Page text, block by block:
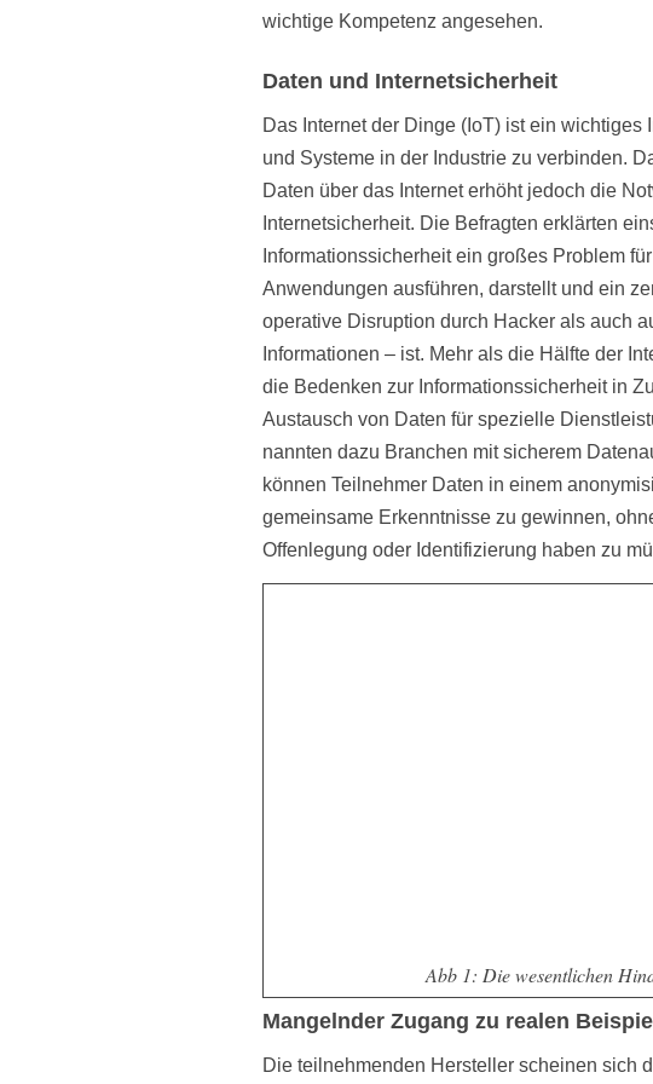
wichtige Kompetenz angesehen.
Daten und Internetsicherheit
Das Internet der Dinge (IoT) ist ein wichtiges
und Systeme in der Industrie zu verbinden.
Daten über das Internet erhöht jedoch die
Internetsicherheit. Die Befragten erklärten
Informationssicherheit ein großes Problem
Anwendungen ausführen, darstellt und ein
operative Disruption durch Hacker als auch
Informationen – ist. Mehr als die Hälfte der
die Bedenken zur Informationssicherheit in
Austausch von Daten für spezielle
nannten dazu Branchen mit sicherem
können Teilnehmer Daten in einem
gemeinsame Erkenntnisse zu gewinnen,
Offenlegung oder Identifizierung haben zu
Abb 1: Die wesentlichen
Mangelnder Zugang zu realen
Die teilnehmenden Hersteller scheinen sich